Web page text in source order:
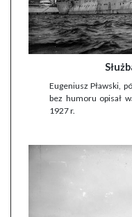
Eugeniusz Pławski,
bez humoru opisał
1927 r.